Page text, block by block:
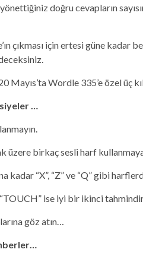
doğru cevapların
çıkması için ertesi güne kadar
Mayıs’ta Wordle 335’e özel üç
…
üzere birkaç sesli harf kullanmaya
“X”, “Z” ve “Q” gibi
ise iyi bir ikinci
göz atın…